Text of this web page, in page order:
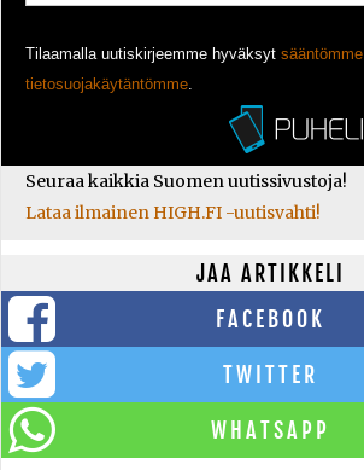
Tilaamalla uutiskirjeemme hyväksyt sääntömme
tietosuojakäytäntömme
Seuraa kaikkia Suomen uutissivustoja!
Lataa ilmainen HIGH.FI -uutisvahti!
JAA ARTIKKELI
FACEBOOK
TWITTER
WHATSAPP